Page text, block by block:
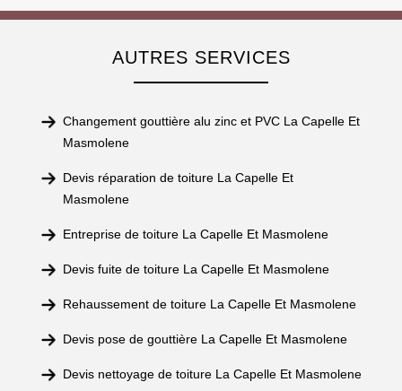
AUTRES SERVICES
Changement gouttière alu zinc et PVC La Capelle Et
Masmolene
Devis réparation de toiture La Capelle Et
Masmolene
Entreprise de toiture La Capelle Et Masmolene
Devis fuite de toiture La Capelle Et Masmolene
Rehaussement de toiture La Capelle Et Masmolene
Devis pose de gouttière La Capelle Et Masmolene
Devis nettoyage de toiture La Capelle Et Masmolene